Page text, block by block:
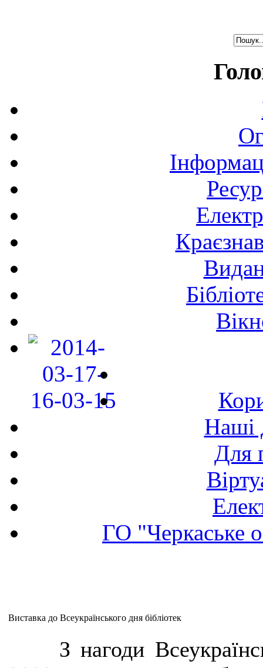
Наші
Для
ГО "Черкаське
Виставка до Всеукраїнського дня бібліотек
З нагоди